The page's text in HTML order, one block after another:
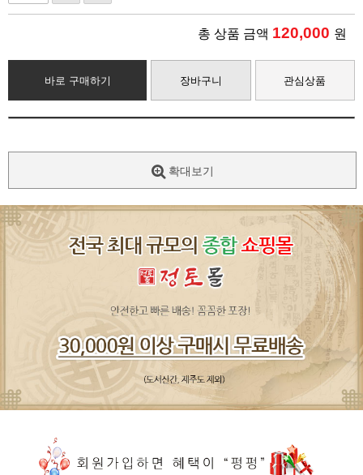
총 상품 금액 120,000 원
바로 구매하기 장바구니 관심상품
확대보기